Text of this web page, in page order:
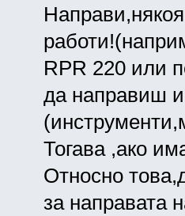
RPR 220 или
да направиш и
Тогава ,ако
Относно
за направата